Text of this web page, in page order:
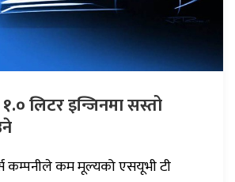
लिटर इन्जिनमा सस्तो
कम्पनीले कम मूल्यको एसयूभी टी